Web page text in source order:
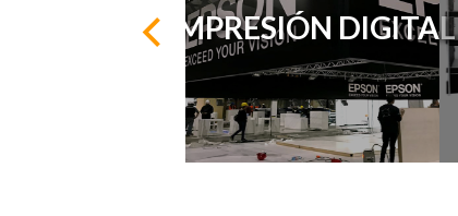
IMPRESIÓN DIGITAL